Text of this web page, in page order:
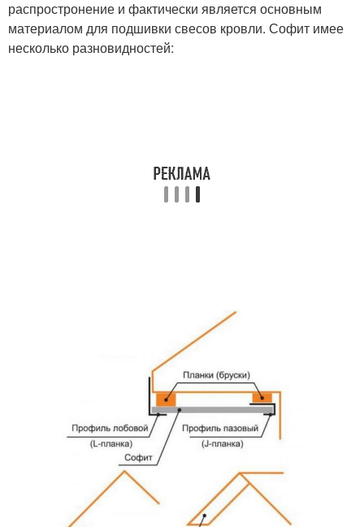
распростронение и фактически является основным
материалом для подшивки свесов кровли. Софит имее
несколько разновидностей: